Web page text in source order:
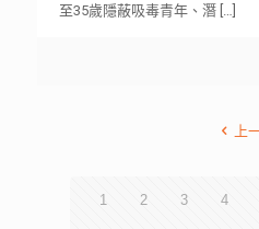
至35歲隱蔽吸毒青年、潛[…]
上
1 2 3 4